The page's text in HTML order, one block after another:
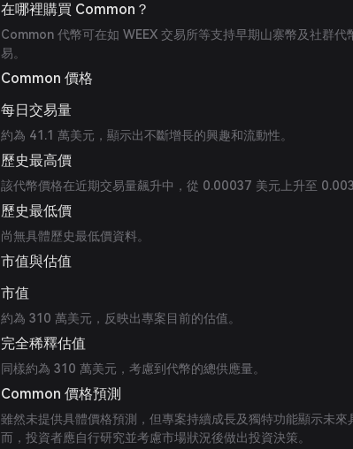
在哪裡購買 Common？
Common 代幣可在如 WEEX 交易所等支持早期山寨幣及社群代
易。
Common 價格
每日交易量
約為 41.1 萬美元，顯示出不斷增長的興趣和流動性。
歷史最高價
該代幣價格在近期交易量飆升中，從 0.00037 美元上升至
歷史最低價
尚無具體歷史最低價資料。
市值與估值
市值
約為 310 萬美元，反映出專案目前的估值。
完全稀釋估值
同樣約為 310 萬美元，考慮到代幣的總供應量。
Common 價格預測
雖然未提供具體價格預測，但專案持續成長及獨特功能顯示未來
而，投資者應自行研究並考慮市場狀況後做出投資決策。